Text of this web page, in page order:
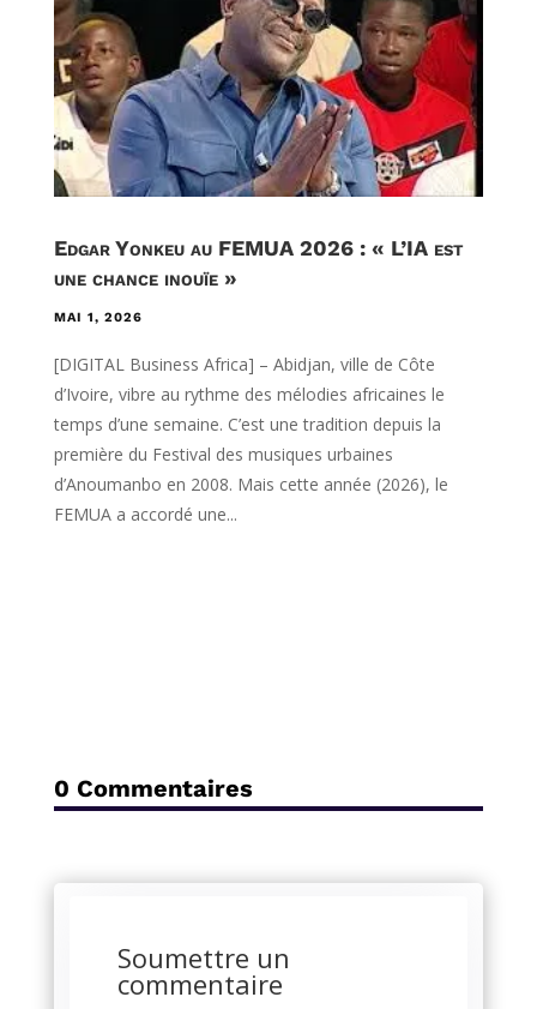
Edgar Yonkeu au FEMUA 2026 : « L’IA est
une chance inouïe »
MAI 1, 2026
[DIGITAL Business Africa] – Abidjan, ville de Côte
d’Ivoire, vibre au rythme des mélodies africaines le
temps d’une semaine. C’est une tradition depuis la
première du Festival des musiques urbaines
d’Anoumanbo en 2008. Mais cette année (2026), le
FEMUA a accordé une...
0 Commentaires
Soumettre un
commentaire